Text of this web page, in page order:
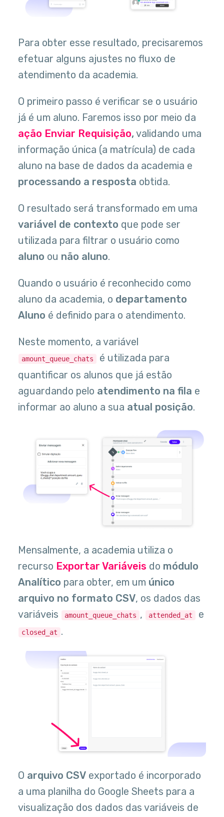
Para obter esse resultado, precisaremos
efetuar alguns ajustes no fluxo de
atendimento da academia.
O primeiro passo é verificar se o usuário
já é um aluno. Faremos isso por meio da
ação Enviar Requisição, validando uma
informação única (a matrícula) de cada
aluno na base de dados da academia e
processando a resposta obtida.
O resultado será transformado em uma
variável de contexto que pode ser
utilizada para filtrar o usuário como
aluno ou não aluno.
Quando o usuário é reconhecido como
aluno da academia, o departamento
Aluno é definido para o atendimento.
Neste momento, a variável
amount_queue_chats
é utilizada para
quantificar os alunos que já estão
aguardando pelo atendimento na fila e
informar ao aluno a sua atual posição.
Mensalmente, a academia utiliza o
recurso Exportar Variáveis do módulo
Analítico para obter, em um único
arquivo no formato CSV, os dados das
variáveis
amount_queue_chats , attended_at e
closed_at .
O arquivo CSVexportado é incorporado
a uma planilha do Google Sheets para a
visualização dos dados das variáveis de